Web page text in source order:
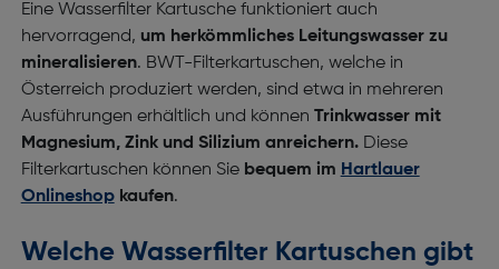
Eine Wasserfilter Kartusche funktioniert auch
hervorragend, um herkömmliches Leitungswasser zu
mineralisieren. BWT-Filterkartuschen, welche in
Österreich produziert werden, sind etwa in mehreren
Ausführungen erhältlich und können Trinkwasser mit
Magnesium, Zink und Silizium anreichern.Diese
Filterkartuschen können Sie bequem im Hartlauer
Onlineshopkaufen.
Welche Wasserfilter Kartuschen gibt